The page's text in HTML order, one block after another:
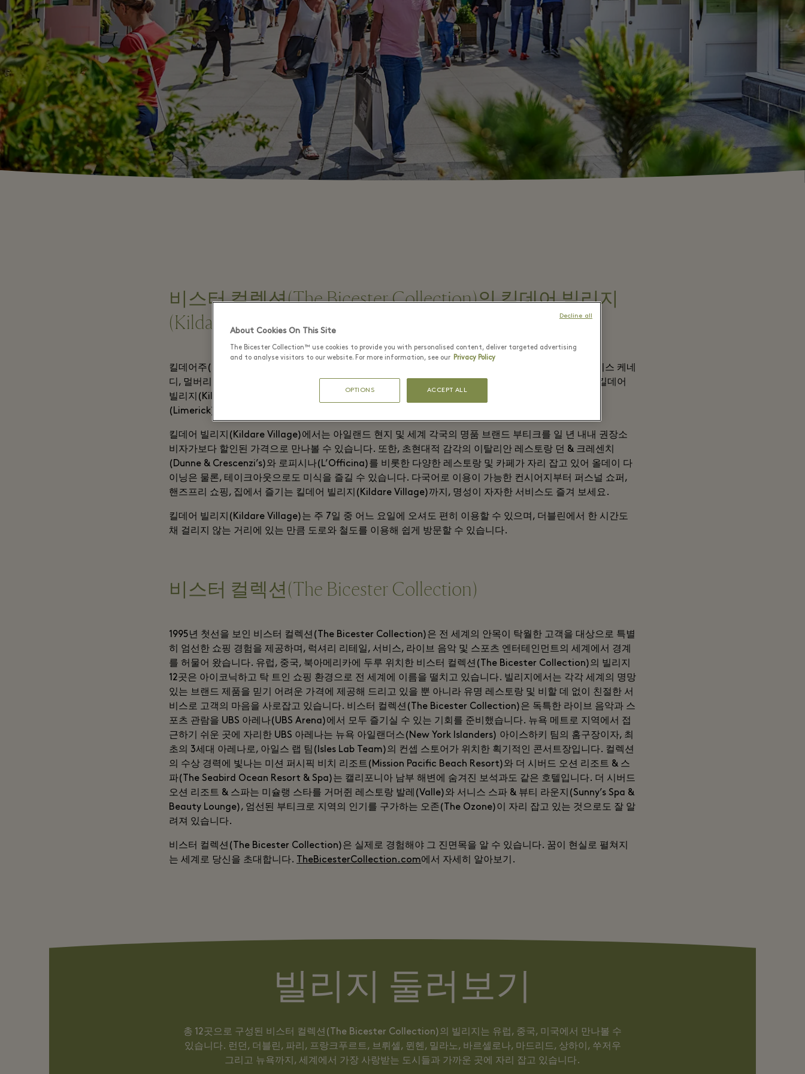
비스터 컬렉션(The Bicester Collection)의 킬데어 빌리지
(Kildare Village)
킬데어주(County Kildare)의 굽이진 시골에 자리한 킬데어 빌리지(Kildare Village)에는 아르마니, 루이스 케네
디, 멀버리 등 120개가 넘는 부티크가 둥지를 틀고 있습니다. 아름다운 조경을 자랑하는 야외 쇼핑 명소 킬데어
빌리지(Kildare Village)는 더블린 중심부에서 남서쪽으로 한 시간 거리에 있으며, 코크(Cork), 리머릭
(Limerick), 골웨이(Galway) 등의 지역으로 이동하기에도 좋습니다.
킬데어 빌리지(Kildare Village)에서는 아일랜드 현지 및 세계 각국의 명품 브랜드 부티크를 일 년 내내 권장소
비자가보다 할인된 가격으로 만나볼 수 있습니다. 또한, 초현대적 감각의 이탈리안 레스토랑 던 & 크레센치
(Dunne & Crescenzi’s)와 로피시나(L’Officina)를 비롯한 다양한 레스토랑 및 카페가 자리 잡고 있어 올데이 다
이닝은 물론, 테이크아웃으로도 미식을 즐길 수 있습니다. 다국어로 이용이 가능한 컨시어지부터 퍼스널 쇼퍼,
핸즈프리 쇼핑, 집에서 즐기는 킬데어 빌리지(Kildare Village)까지, 명성이 자자한 서비스도 즐겨 보세요.
킬데어 빌리지(Kildare Village)는 주 7일 중 어느 요일에 오셔도 편히 이용할 수 있으며, 더블린에서 한 시간도
채 걸리지 않는 거리에 있는 만큼 도로와 철도를 이용해 쉽게 방문할 수 있습니다.
비스터 컬렉션(The Bicester Collection)
1995년 첫선을 보인 비스터 컬렉션(The Bicester Collection)은 전 세계의 안목이 탁월한 고객을 대상으로 특별
히 엄선한 쇼핑 경험을 제공하며, 럭셔리 리테일, 서비스, 라이브 음악 및 스포츠 엔터테인먼트의 세계에서 경계
를 허물어 왔습니다. 유럽, 중국, 북아메리카에 두루 위치한 비스터 컬렉션(The Bicester Collection)의 빌리지
12곳은 아이코닉하고 탁 트인 쇼핑 환경으로 전 세계에 이름을 떨치고 있습니다. 빌리지에서는 각각 세계의 명망
있는 브랜드 제품을 믿기 어려운 가격에 제공해 드리고 있을 뿐 아니라 유명 레스토랑 및 비할 데 없이 친절한 서
비스로 고객의 마음을 사로잡고 있습니다. 비스터 컬렉션(The Bicester Collection)은 독특한 라이브 음악과 스
포츠 관람을 UBS 아레나(UBS Arena)에서 모두 즐기실 수 있는 기회를 준비했습니다. 뉴욕 메트로 지역에서 접
근하기 쉬운 곳에 자리한 UBS 아레나는 뉴욕 아일랜더스(New York Islanders) 아이스하키 팀의 홈구장이자, 최
초의 3세대 아레나로, 아일스 랩 팀(Isles Lab Team)의 컨셉 스토어가 위치한 획기적인 콘서트장입니다. 컬렉션
의 수상 경력에 빛나는 미션 퍼시픽 비치 리조트(Mission Pacific Beach Resort)와 더 시버드 오션 리조트 & 스
파(The Seabird Ocean Resort & Spa)는 캘리포니아 남부 해변에 숨겨진 보석과도 같은 호텔입니다. 더 시버드
오션 리조트 & 스파는 미슐랭 스타를 거머쥔 레스토랑 발레(Valle)와 서니스 스파 & 뷰티 라운지(Sunny’s Spa &
Beauty Lounge), 엄선된 부티크로 지역의 인기를 구가하는 오존(The Ozone)이 자리 잡고 있는 것으로도 잘 알
려져 있습니다.
비스터 컬렉션(The Bicester Collection)은 실제로 경험해야 그 진면목을 알 수 있습니다. 꿈이 현실로 펼쳐지
는 세계로 당신을 초대합니다.
TheBicesterCollection.com에서 자세히 알아보기.
빌리지 둘러보기
총 12곳으로 구성된 비스터 컬렉션(The Bicester Collection)의 빌리지는 유럽, 중국, 미국에서 만나볼 수
있습니다. 런던, 더블린, 파리, 프랑크푸르트, 브뤼셀, 뮌헨, 밀라노, 바르셀로나, 마드리드, 상하이, 쑤저우
그리고 뉴욕까지, 세계에서 가장 사랑받는 도시들과 가까운 곳에 자리 잡고 있습니다.
About Cookies On This Site
The Bicester Collection™ use cookies to provide you with personalised content, deliver targeted advertising
and to analyse visitors to our website. For more information, see our Privacy Policy
OPTIONS ACCEPT ALL
Decline all